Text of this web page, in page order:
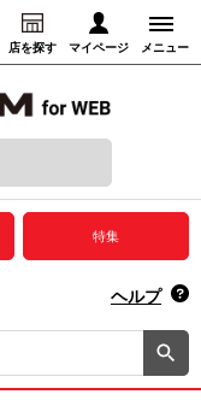
店を探す マイページ メニュー
録音からさがす
特集
ヘルプ